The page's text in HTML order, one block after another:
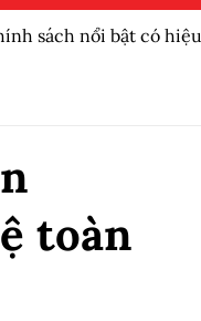
sách nổi bật có
toàn